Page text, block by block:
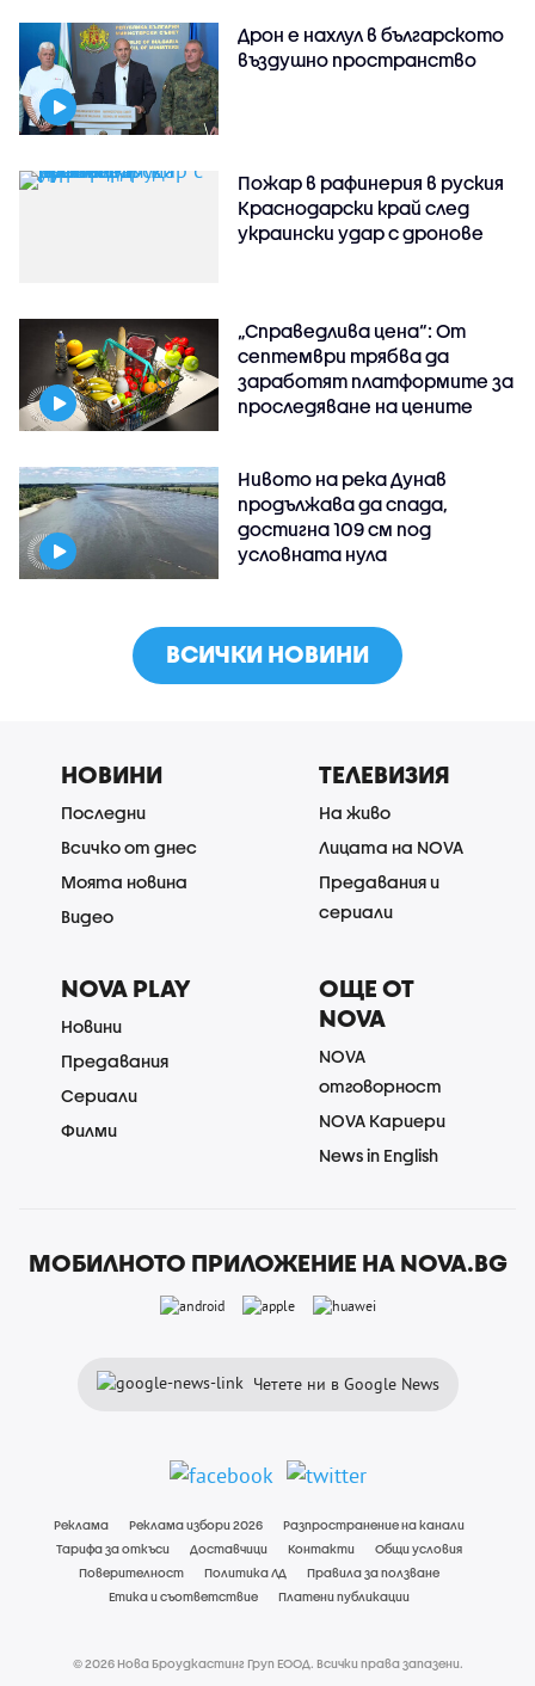
Дрон е нахлул в българското
въздушно пространство
Пожар в рафинерия в руския
Краснодарски край след
украински удар с дронове
„Справедлива цена“: От
септември трябва да
заработят платформите за
проследяване на цените
Нивото на река Дунав
продължава да спада,
достигна 109 см под
условната нула
ВСИЧКИ НОВИНИ
НОВИНИ
Последни
Всичко от днес
Моята новина
Видео
ТЕЛЕВИЗИЯ
На живо
Лицата на NOVA
Предавания и
сериали
NOVA PLAY
Новини
Предавания
Сериали
Филми
ОЩЕ ОТ
NOVA
NOVA
отговорност
NOVA Кариери
News in English
МОБИЛНОТО ПРИЛОЖЕНИЕ НА NOVA.BG
Четете ни в Google News
Реклама Реклама избори 2026
Разпространение на канали
Тарифа за откъси
Доставчици Контакти
Общи условия
Поверителност
Политика ЛД
Правила за ползване
Етика и съответствие
Платени публикации
© 2026 Нова Броудкастинг Груп ЕООД. Всички права запазени.